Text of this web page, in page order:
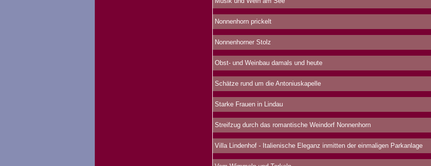
Nonnenhorn prickelt
Nonnenhorner Stolz
Obst- und Weinbau damals und heute
Schätze rund um die Antoniuskapelle
Starke Frauen in Lindau
Streifzug durch das romantische Weindorf Nonnenhorn
Villa Lindenhof - Italienische Eleganz inmitten der einmaligen Parkanlage